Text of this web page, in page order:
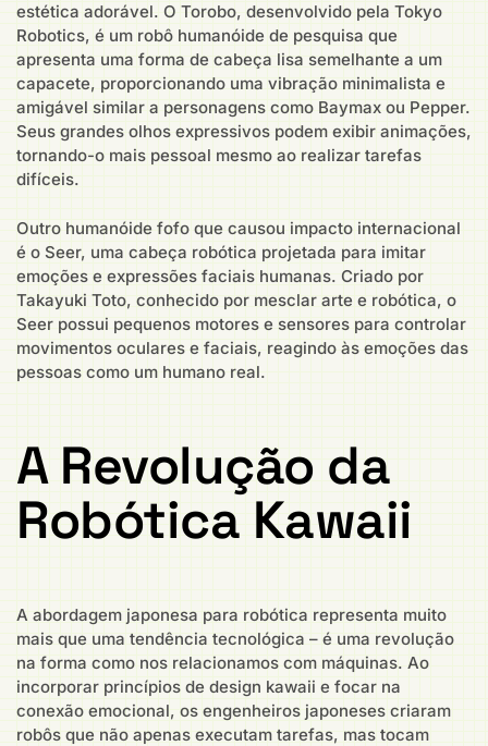
estética adorável. O Torobo, desenvolvido pela Tokyo
Robotics, é um robô humanóide de pesquisa que
apresenta uma forma de cabeça lisa semelhante a um
capacete, proporcionando uma vibração minimalista e
amigável similar a personagens como Baymax ou Pepper.
Seus grandes olhos expressivos podem exibir animações,
tornando-o mais pessoal mesmo ao realizar tarefas
difíceis.
Outro humanóide fofo que causou impacto internacional
é o Seer, uma cabeça robótica projetada para imitar
emoções e expressões faciais humanas. Criado por
Takayuki Toto, conhecido por mesclar arte e robótica, o
Seer possui pequenos motores e sensores para controlar
movimentos oculares e faciais, reagindo às emoções das
pessoas como um humano real.
A Revolução da
Robótica Kawaii
A abordagem japonesa para robótica representa muito
mais que uma tendência tecnológica – é uma revolução
na forma como nos relacionamos com máquinas. Ao
incorporar princípios de design kawaii e focar na
conexão emocional, os engenheiros japoneses criaram
robôs que não apenas executam tarefas, mas tocam